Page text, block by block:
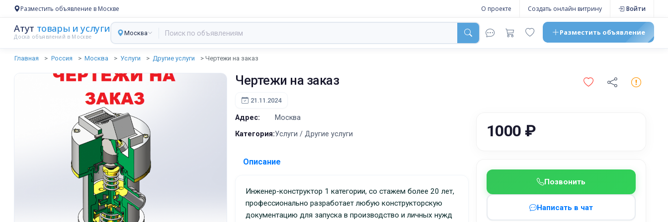
Разместить объявление в Москве О проекте Создать онлайн витрину Войти
Атут товары и услуги
Доска объявлений в Москве
Москва Разместить объявление
Главная Россия Москва Услуги Другие услуги Чертежи на заказ
Чертежи на заказ
21.11.2024
1000 ₽
Позвонить
Написать в чат
Адрес:
Москва
Категория:Услуги / Другие услуги
Описание
Инженер-конструктор 1 категории, со стажем более 20 лет,
профессионально разработает любую конструкторскую
документацию для запуска в производство и личных нужд